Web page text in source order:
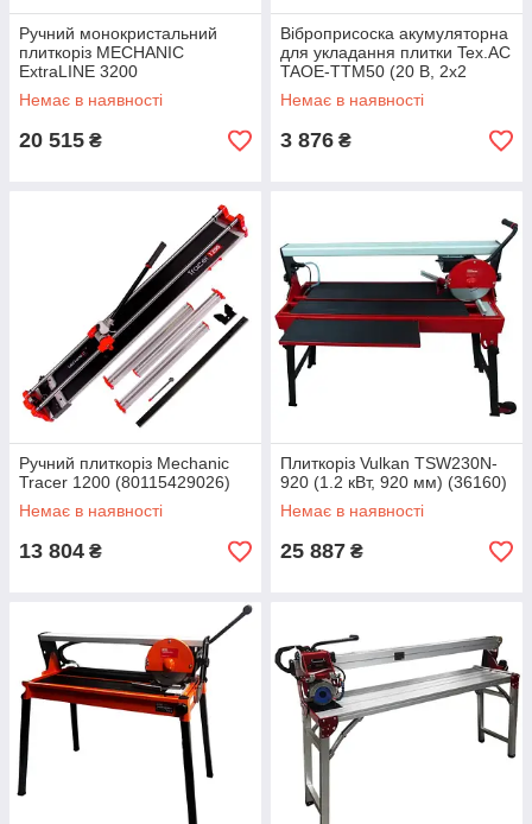
Ручний монокристальний
плиткоріз MECHANIC
ExtraLINE 3200
(89568442105)
Немає в наявності
20 515 ₴
Віброприсоска акумуляторна
для укладання плитки Tex.AC
TAOE-TTM50 (20 В, 2х2
А*год)
Немає в наявності
3 876 ₴
Ручний плиткоріз Mechanic
Tracer 1200 (80115429026)
Немає в наявності
13 804 ₴
Плиткоріз Vulkan TSW230N-
920 (1.2 кВт, 920 мм) (36160)
Немає в наявності
25 887 ₴